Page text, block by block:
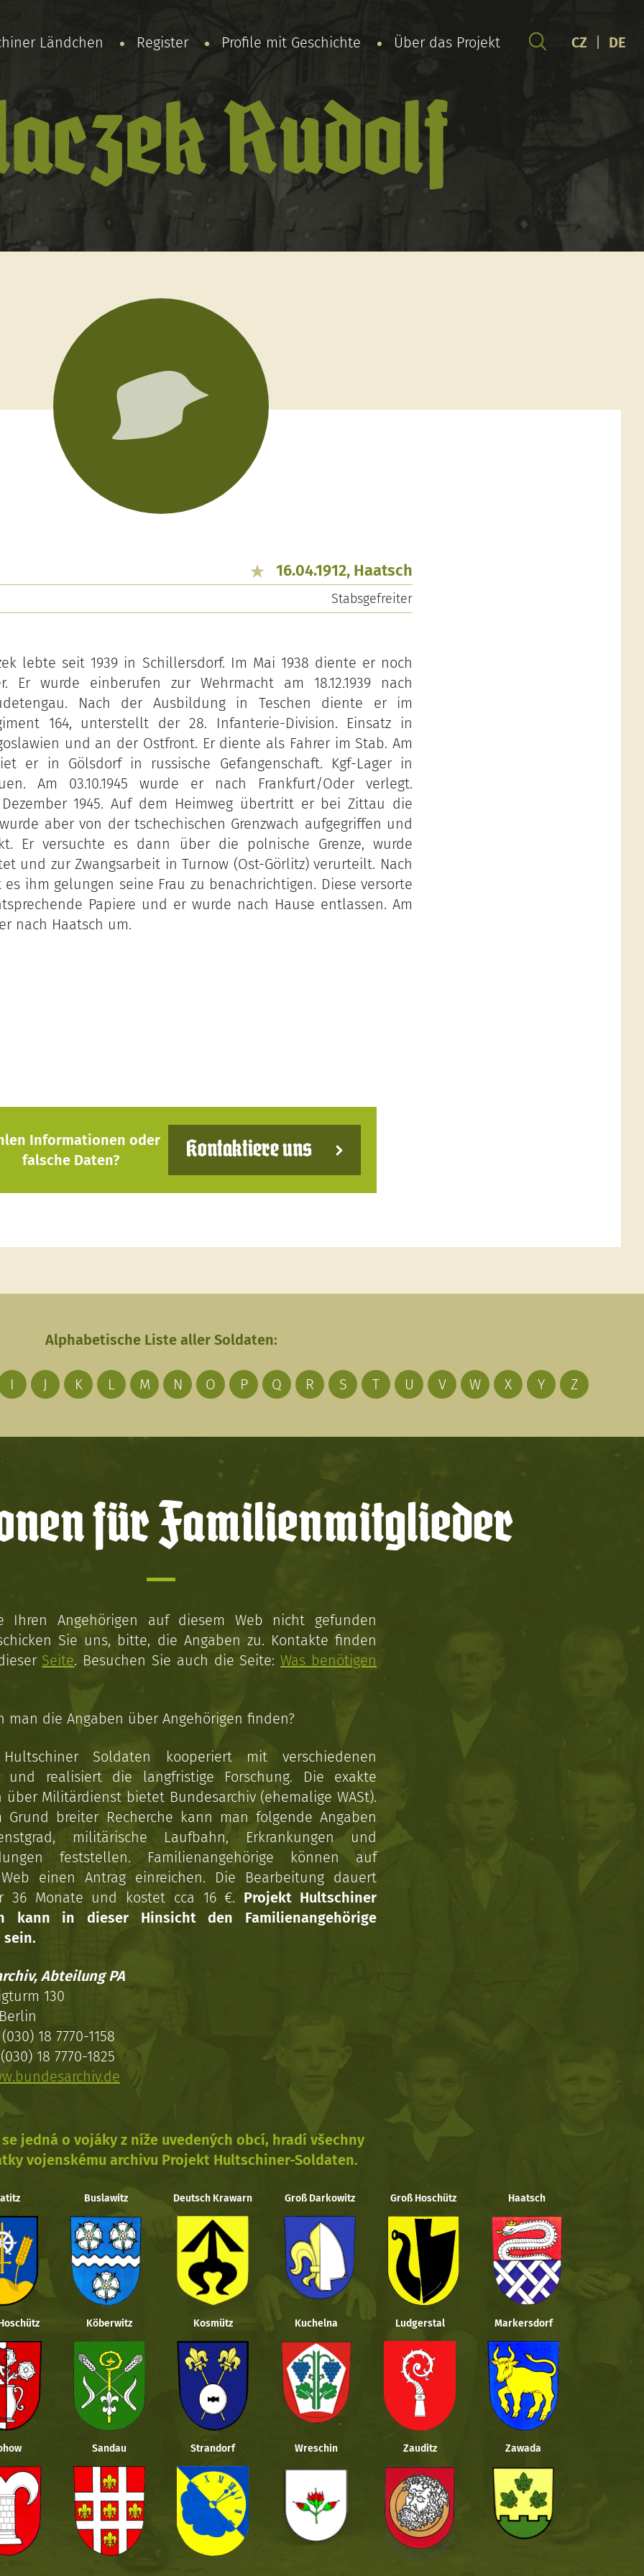
Ländchen Register Profile mit Geschichte Über das Projekt CZ DE
Rudolf
16.04.1912, Haatsch
Stabsgefreiter
lebte seit 1939 in Schillersdorf. Im Mai 1938 diente er noch
Er wurde einberufen zur Wehrmacht am 18.12.1939 nach
Nach der Ausbildung in Teschen diente er im
164, unterstellt der 28. Infanterie-Division. Einsatz in
und an der Ostfront. Er diente als Fahrer im Stab. Am
er in Gölsdorf in russische Gefangenschaft. Kgf-Lager in
Am 03.10.1945 wurde er nach Frankfurt/Oder verlegt.
1945. Auf dem Heimweg übertritt er bei Zittau die
aber von der tschechischen Grenzwach aufgegriffen und
Er versuchte es dann über die polnische Grenze, wurde
und zur Zwangsarbeit in Turnow (Ost-Görlitz) verurteilt. Nach
ihm gelungen seine Frau zu benachrichtigen. Diese versorte
Papiere und er wurde nach Hause entlassen. Am
er nach Haatsch um.
Informationen oder
falsche Daten?
Kontaktiere uns
Alphabetische Liste aller Soldaten:
I J K L M N O P Q R S T U V W X Y Z
für Familienmitglieder
Ihren Angehörigen auf diesem Web nicht gefunden
Sie uns, bitte, die Angaben zu. Kontakte finden
Seite. Besuchen Sie auch die Seite:Was benötigen
man die Angaben über Angehörigen finden?
Soldaten kooperiert mit verschiedenen
und realisiert die langfristige Forschung. Die exakte
über Militärdienst bietet Bundesarchiv (ehemalige WASt).
Grund breiter Recherche kann man folgende Angaben
militärische Laufbahn, Erkrankungen und
feststellen. Familienangehörige können auf
einen Antrag einreichen. Die Bearbeitung dauert
36 Monate und kostet cca 16 €. Projekt Hultschiner
kann in dieser Hinsicht den Familienangehörige
Abteilung PA
130
18 7770-1158
18 7770-1825
jedná o vojáky z níže uvedených obcí, hradí všechny
vojenskému archivu Projekt Hultschiner-Soldaten.
Buslawitz Deutsch Krawarn Groß Darkowitz Groß Hoschütz Haatsch
Köberwitz Kosmütz Kuchelna Ludgerstal Markersdorf
Sandau Strandorf Wreschin Zauditz Zawada